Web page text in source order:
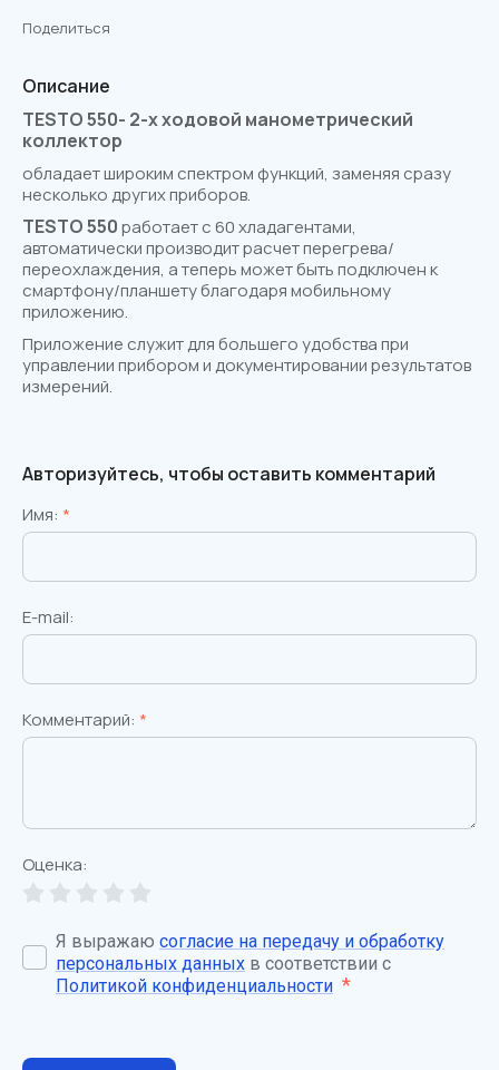
Поделиться
Описание
TESTO 550- 2-х ходовой манометрический
коллектор
обладает широким спектром функций, заменяя сразу
несколько других приборов.
TESTO 550работает с 60 хладагентами,
автоматически производит расчет перегрева/
переохлаждения, а теперь может быть подключен к
смартфону/планшету благодаря мобильному
приложению.
Приложение служит для большего удобства при
управлении прибором и документировании результатов
измерений.
Авторизуйтесь, чтобы оставить комментарий
Имя: *
E-mail:
Комментарий: *
Оценка:
Я выражаю согласие на передачу и обработку
персональных данных в соответствии с
Политикой конфиденциальности *